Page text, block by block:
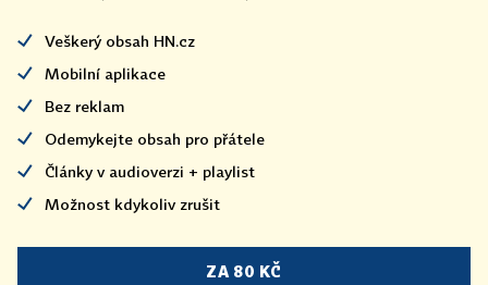
Veškerý obsah HN.cz
Mobilní aplikace
Bez reklam
Odemykejte obsah pro přátele
Články v audioverzi + playlist
Možnost kdykoliv zrušit
ZA 80 KČ